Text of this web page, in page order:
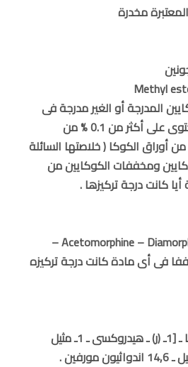
Methyl
المدرجة أو الغير مدرجة فى
دساتير الأدوية والتى تحتوى على أكثر من 0.1 % من
أوراق الكوكا ( خلاصتها السائلة
ومخففات الكوكايين من
كانت درجة تركيزها .
Acetomorphine –
فى أى مادة كانت درجة تركيزه
8,7 ـ ثانى هيدرو ـ 7 ألفا ـ [1ـ (ر) ـ هيدروكسى ـ 1ـ مثيل